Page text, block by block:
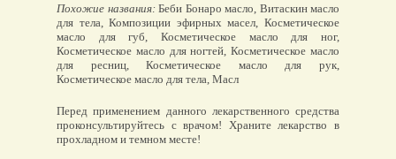
Похожие названия:Беби Бонаро масло, Витаскин масло
для тела, Композиции эфирных масел, Косметическое
масло для губ, Косметическое масло для ног,
Косметическое масло для ногтей, Косметическое масло
для ресниц, Косметическое масло для рук,
Косметическое масло для тела, Масл
Перед применением данного лекарственного средства
проконсультируйтесь с врачом! Храните лекарство в
прохладном и темном месте!